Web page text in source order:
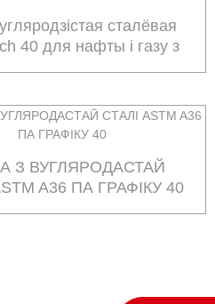
сталёвая
40 для нафты і газу з
З ВУГЛЯРОДАСТАЙ
A36 ПА ГРАФІКУ 40